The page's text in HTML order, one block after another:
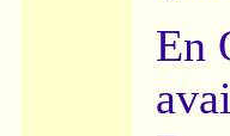
En